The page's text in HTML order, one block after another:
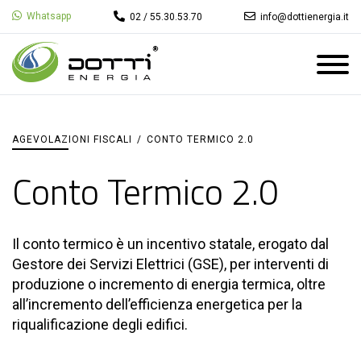
Whatsapp 02 / 55.30.53.70 info@dottienergia.it
AGEVOLAZIONI FISCALI / CONTO TERMICO 2.0
Conto Termico 2.0
Il conto termico è un incentivo statale, erogato dal
Gestore dei Servizi Elettrici (GSE), per interventi di
produzione o incremento di energia termica, oltre
all’incremento dell’efficienza energetica per la
riqualificazione degli edifici.